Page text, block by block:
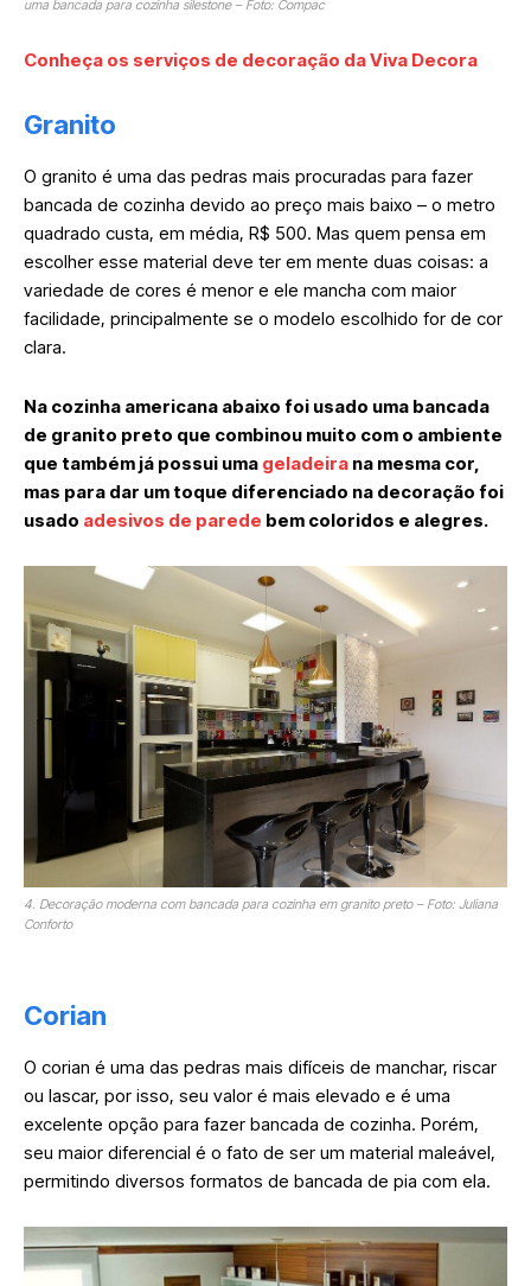
uma bancada para cozinha silestone – Foto: Compac
Conheça os serviços de decoração da Viva Decora
Granito
O granito é uma das pedras mais procuradas para fazer
bancada de cozinha devido ao preço mais baixo – o metro
quadrado custa, em média, R$ 500. Mas quem pensa em
escolher esse material deve ter em mente duas coisas: a
variedade de cores é menor e ele mancha com maior
facilidade, principalmente se o modelo escolhido for de cor
clara.
Na cozinha americana abaixo foi usado uma bancada
de granito preto que combinou muito com o ambiente
que também já possui uma geladeira na mesma cor,
mas para dar um toque diferenciado na decoração foi
usado adesivos de parede bem coloridos e alegres.
4. Decoração moderna com bancada para cozinha em granito preto – Foto: Juliana
Conforto
Corian
O corian é uma das pedras mais difíceis de manchar, riscar
ou lascar, por isso, seu valor é mais elevado e é uma
excelente opção para fazer bancada de cozinha. Porém,
seu maior diferencial é o fato de ser um material maleável,
permitindo diversos formatos de bancada de pia com ela.